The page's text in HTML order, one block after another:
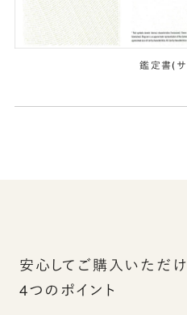
鑑定書(
安心してご購入いただ
4つのポイント